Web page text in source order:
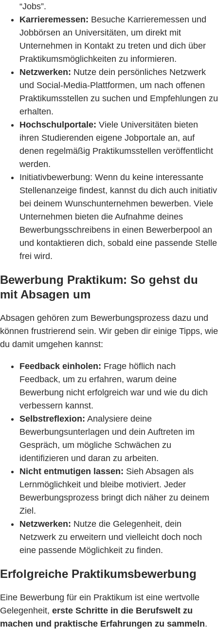
“Jobs”.
Karrieremessen: Besuche Karrieremessen und
Jobbörsen an Universitäten, um direkt mit
Unternehmen in Kontakt zu treten und dich über
Praktikumsmöglichkeiten zu informieren.
Netzwerken: Nutze dein persönliches Netzwerk
und Social-Media-Plattformen, um nach offenen
Praktikumsstellen zu suchen und Empfehlungen zu
erhalten.
Hochschulportale: Viele Universitäten bieten
ihren Studierenden eigene Jobportale an, auf
denen regelmäßig Praktikumsstellen veröffentlicht
werden.
Initiativbewerbung: Wenn du keine interessante
Stellenanzeige findest, kannst du dich auch initiativ
bei deinem Wunschunternehmen bewerben. Viele
Unternehmen bieten die Aufnahme deines
Bewerbungsschreibens in einen Bewerberpool an
und kontaktieren dich, sobald eine passende Stelle
frei wird.
Bewerbung Praktikum: So gehst du
mit Absagen um
Absagen gehören zum Bewerbungsprozess dazu und
können frustrierend sein. Wir geben dir einige Tipps, wie
du damit umgehen kannst:
Feedback einholen: Frage höflich nach
Feedback, um zu erfahren, warum deine
Bewerbung nicht erfolgreich war und wie du dich
verbessern kannst.
Selbstreflexion: Analysiere deine
Bewerbungsunterlagen und dein Auftreten im
Gespräch, um mögliche Schwächen zu
identifizieren und daran zu arbeiten.
Nicht entmutigen lassen: Sieh Absagen als
Lernmöglichkeit und bleibe motiviert. Jeder
Bewerbungsprozess bringt dich näher zu deinem
Ziel.
Netzwerken: Nutze die Gelegenheit, dein
Netzwerk zu erweitern und vielleicht doch noch
eine passende Möglichkeit zu finden.
Erfolgreiche Praktikumsbewerbung
Eine Bewerbung für ein Praktikum ist eine wertvolle
Gelegenheit, erste Schritte in die Berufswelt zu
machen und praktische Erfahrungen zu sammeln.